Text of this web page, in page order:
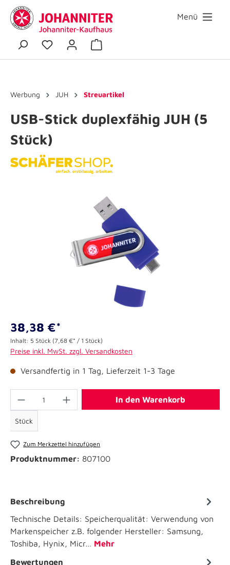
Menü
Werbung JUH Streuartikel
USB-Stick duplexfähig JUH (5
Stück)
38,38 €*
Inhalt: 5 Stück (7,68 €* / 1 Stück)
Preise inkl. MwSt. zzgl. Versandkosten
Versandfertig in 1 Tag, Lieferzeit 1-3 Tage
Stück
In den Warenkorb
Zum Merkzettel hinzufügen
Produktnummer: 807100
Beschreibung
Technische Details: Speicherqualität: Verwendung von
Markenspeicher z.B. folgender Hersteller: Samsung,
Toshiba, Hynix, Micr… Mehr
Bewertungen